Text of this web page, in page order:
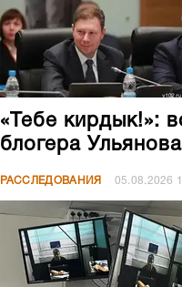
«Тебе кирдык!»:
блогера Ульянова
РАССЛЕДОВАНИЯ 05.08.2026